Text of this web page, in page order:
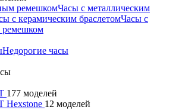
ремешкомЧасы с металлическим
с керамическим браслетомЧасы с
Недорогие часы
177 моделей
Hexstone 12 моделей